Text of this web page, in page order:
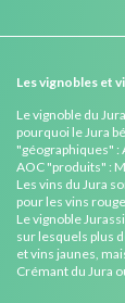
Les vignobles et
Le vignoble du
pourquoi le Jura
"géographiques" :
AOC "produits" :
Les vins du Jura
pour les vins
Le vignoble
sur lesquels plus
et vins jaunes,
Crémant du Jura